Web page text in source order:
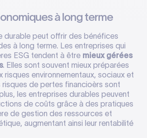
à long terme
durable peut offrir des bénéfices
à long terme. Les entreprises qui
ESG tendent à être mieux gérées
. Elles sont souvent mieux préparées
risques environnementaux, sociaux et
risques de pertes financioèrs sont
les entreprises durables peuvent
de coûts grâce à des pratiques
de gestion des ressources et
augmentant ainsi leur rentabilité